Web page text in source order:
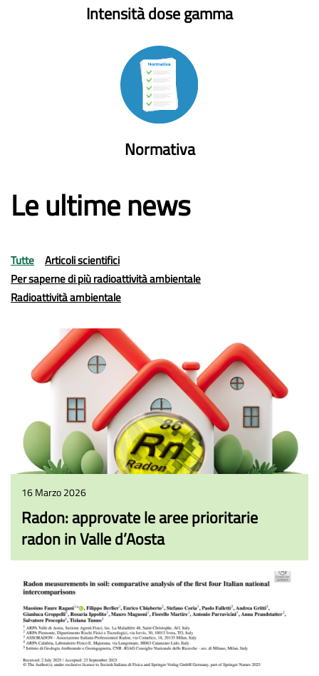
Intensità dose gamma
Normativa
Le ultime news
Tutte
Articoli scientifici
Per saperne di più radioattività ambientale
Radioattività ambientale
16 Marzo 2026
Radon: approvate le aree prioritarie
radon in Valle d’Aosta